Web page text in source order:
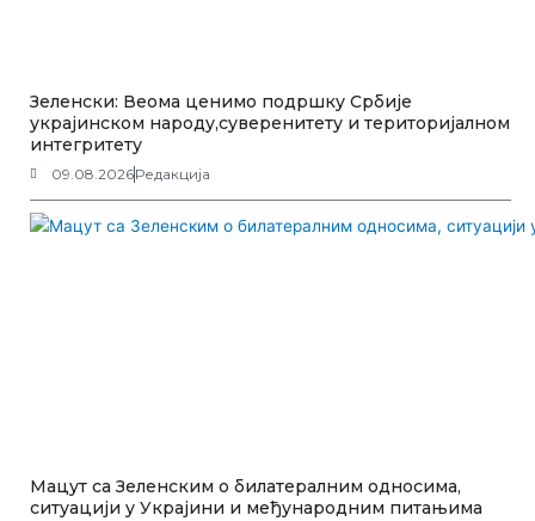
Зеленски: Веома ценимо подршку Србије
украјинском народу,суверенитету и територијалном
интегритету
09.08.2026Редакција
Мацут са Зеленским о билатералним односима,
ситуацији у Украјини и међународним питањима